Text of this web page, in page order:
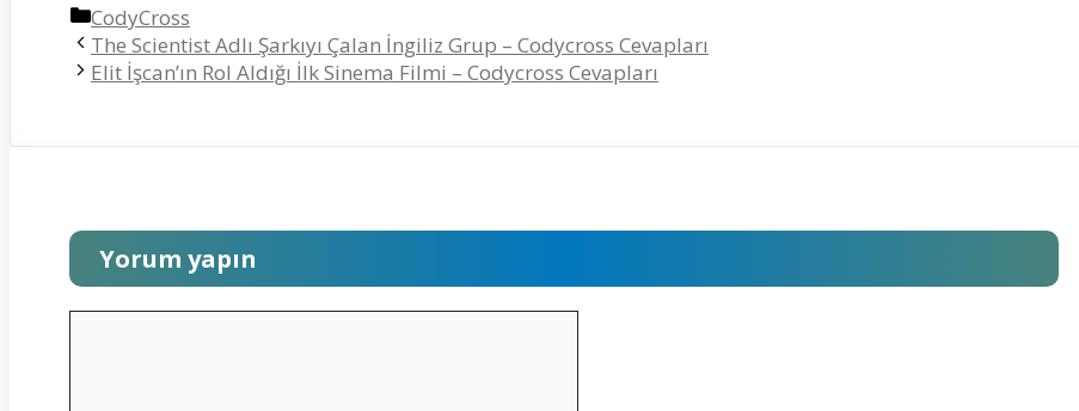
Kategoriler
CodyCross
The Scientist Adlı Şarkıyı Çalan İngiliz Grup – Codycross Cevapları
Elit İşcan’ın Rol Aldığı İlk Sinema Filmi – Codycross Cevapları
Yorum yapın